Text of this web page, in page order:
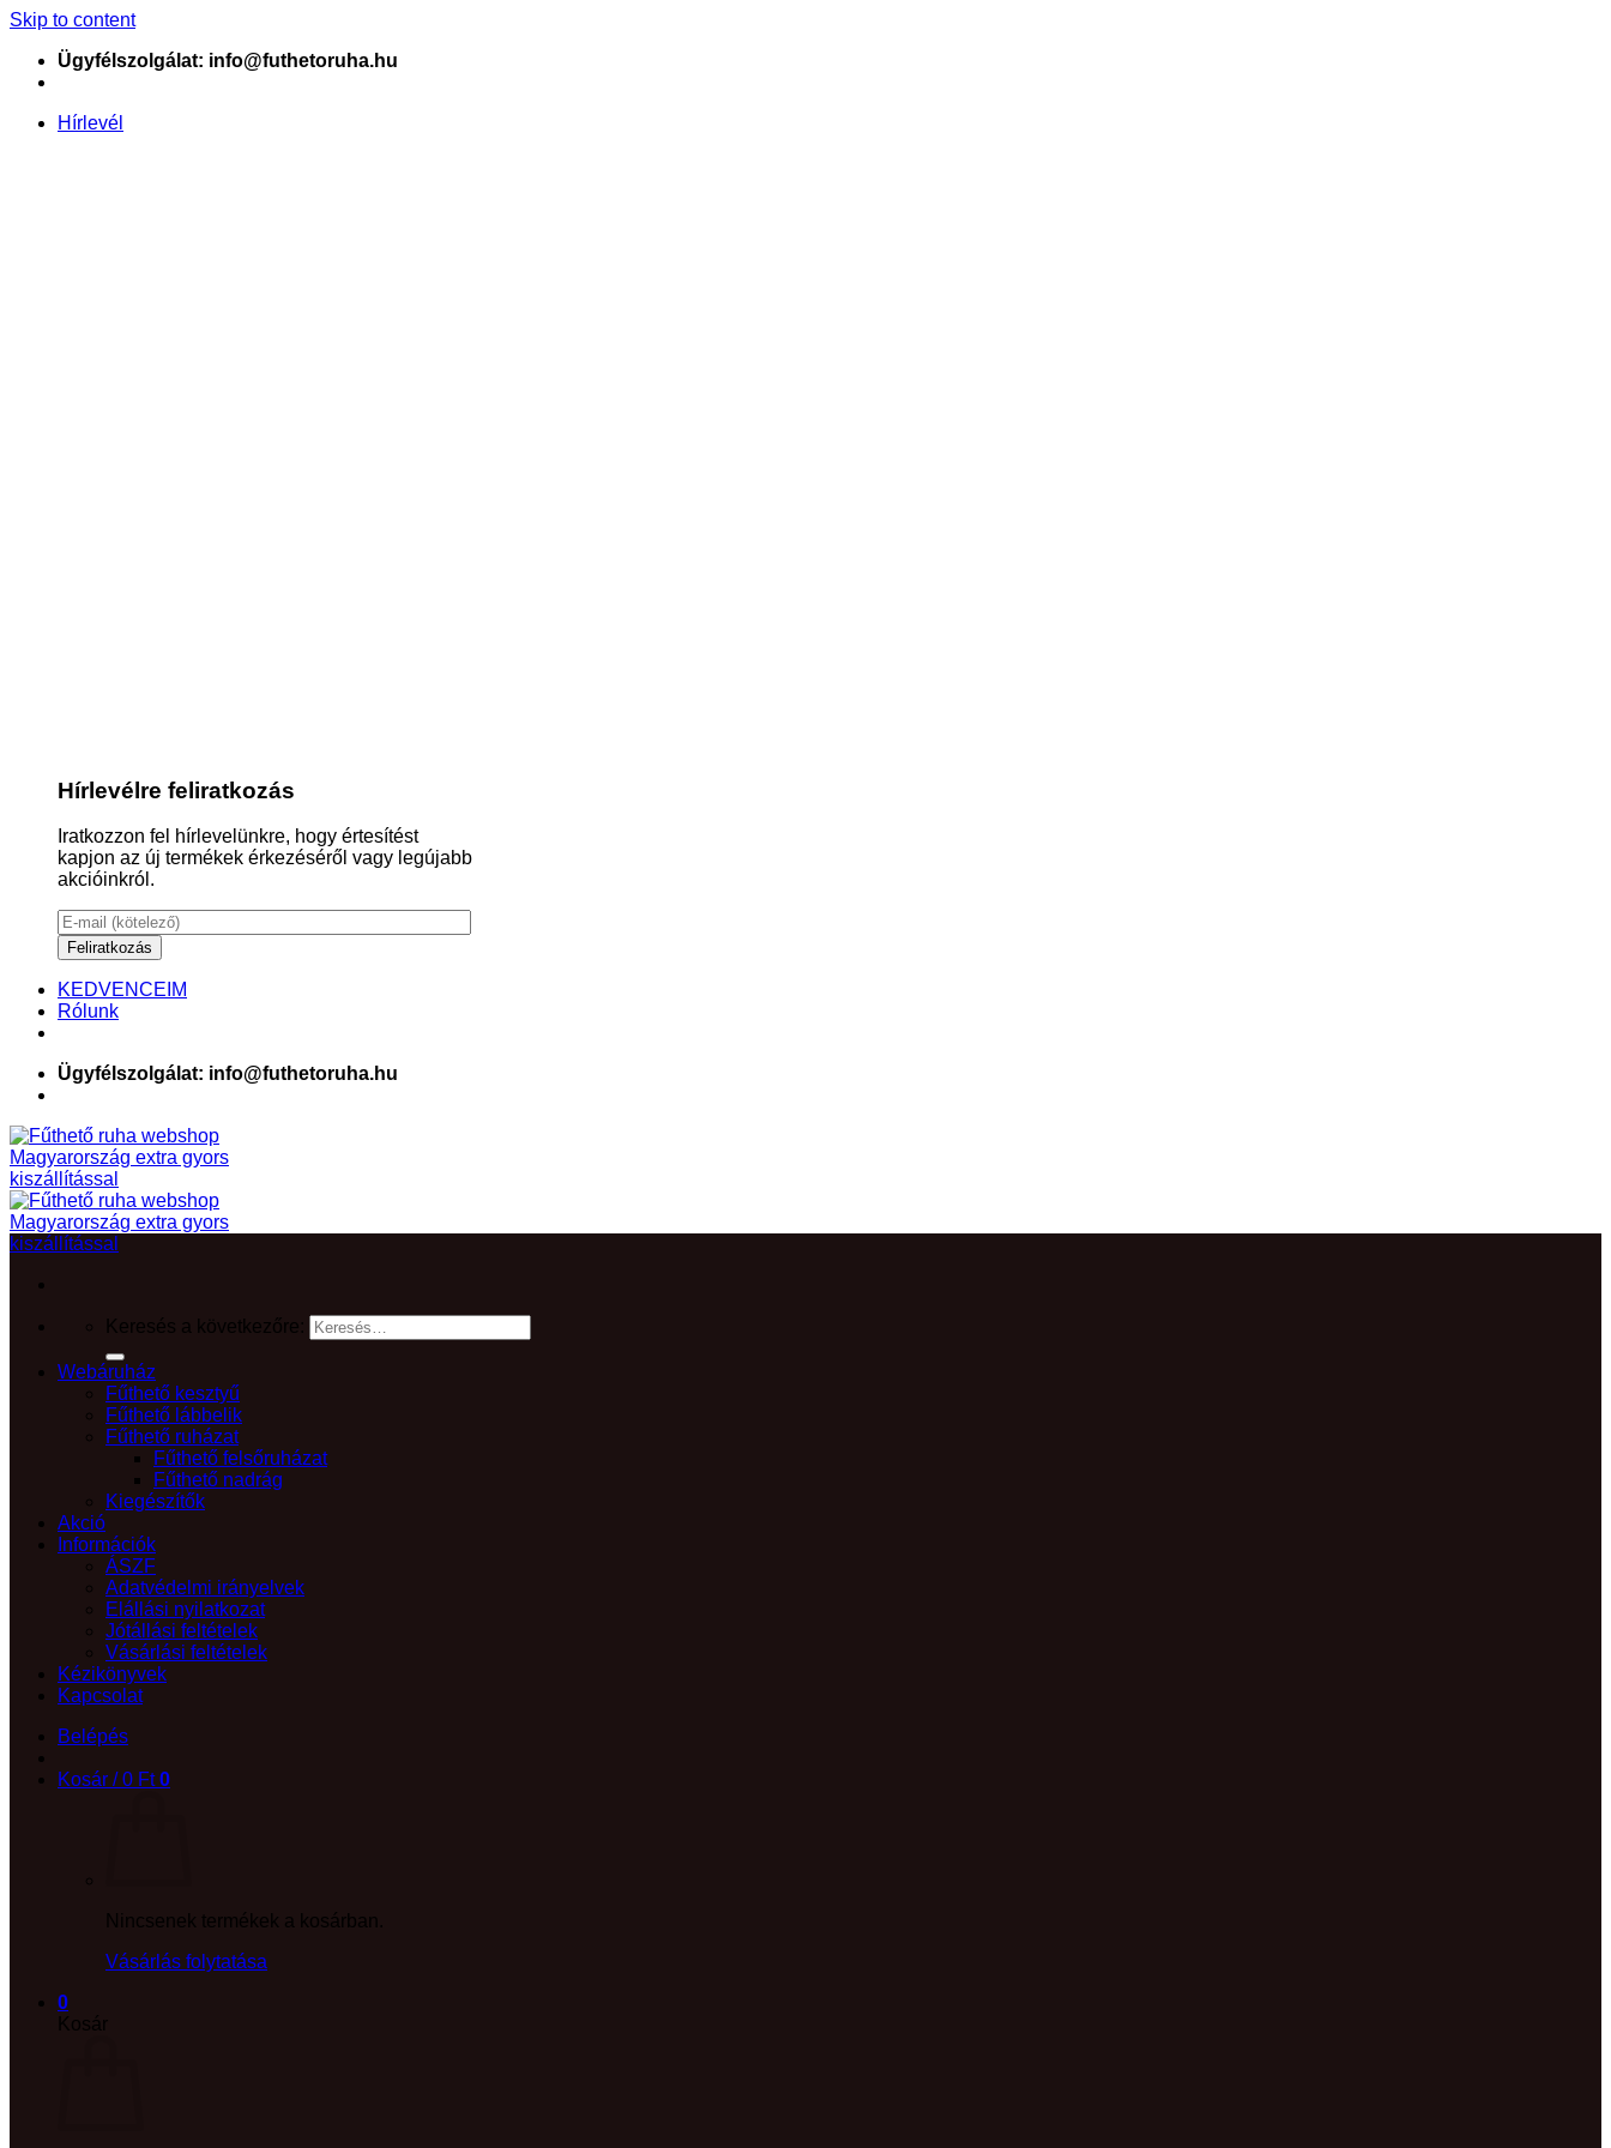
Skip to content
Ügyfélszolgálat: info@futhetoruha.hu
Hírlevél
Hírlevélre feliratkozás
Iratkozzon fel hírlevelünkre, hogy értesítést
kapjon az új termékek érkezéséről vagy legújabb
akcióinkról.
KEDVENCEIM
Rólunk
Ügyfélszolgálat: info@futhetoruha.hu
Keresés a következőre:
Webáruház
Fűthető kesztyű
Fűthető lábbelik
Fűthető ruházat
Fűthető felsőruházat
Fűthető nadrág
Kiegészítők
Akció
Információk
ÁSZF
Adatvédelmi irányelvek
Elállási nyilatkozat
Jótállási feltételek
Vásárlási feltételek
Kézikönyvek
Kapcsolat
Belépés
Kosár /0 Ft 0
Nincsenek termékek a kosárban.
Vásárlás folytatása
0
Kosár